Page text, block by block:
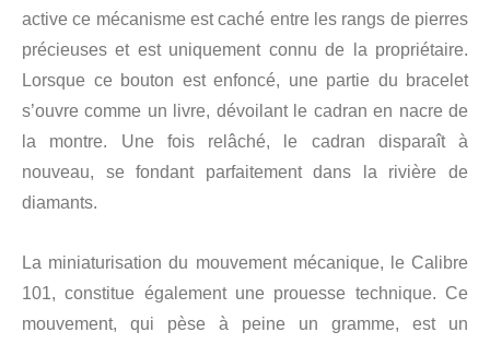
active ce mécanisme est caché entre les rangs de pierres
précieuses et est uniquement connu de la propriétaire.
Lorsque ce bouton est enfoncé, une partie du bracelet
s’ouvre comme un livre, dévoilant le cadran en nacre de
la montre. Une fois relâché, le cadran disparaît à
nouveau, se fondant parfaitement dans la rivière de
diamants.
La miniaturisation du mouvement mécanique, le Calibre
101, constitue également une prouesse technique. Ce
mouvement, qui pèse à peine un gramme, est un